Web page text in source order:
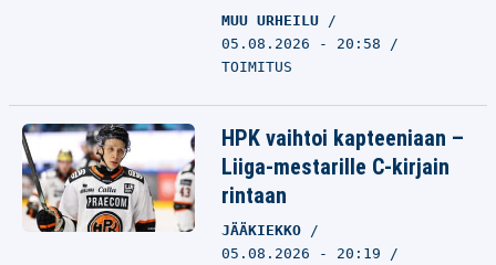
MUU URHEILU
05.08.2026 - 20:58
TOIMITUS
HPK vaihtoi kapteeniaan –
Liiga-mestarille C-kirjain
rintaan
JÄÄKIEKKO
05.08.2026 - 20:19